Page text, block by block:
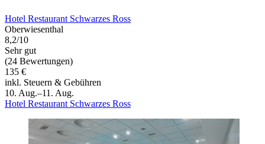
Hotel Restaurant Schwarzes Ross
Oberwiesenthal
8,2/10
Sehr gut
(24 Bewertungen)
135 €
inkl. Steuern & Gebühren
10. Aug.–11. Aug.
Hotel Restaurant Schwarzes Ross